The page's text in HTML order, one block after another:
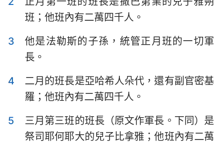
詩篇 箴言
以賽亞書
耶利米哀歌 以西結書
但以理書 何西阿書
約珥書 阿摩司書
俄巴底亞書 約拿書
班；他班內有二萬四千人。
3
他是法勒斯的子孫，統管正月班的一切軍
長。
4
二月的班長是亞哈希人朵代，還有副官密基
羅；他班內有二萬四千人。
5
三月第三班的班長（原文作軍長。下同）是
祭司耶何耶大的兒子比拿雅；他班內有二萬